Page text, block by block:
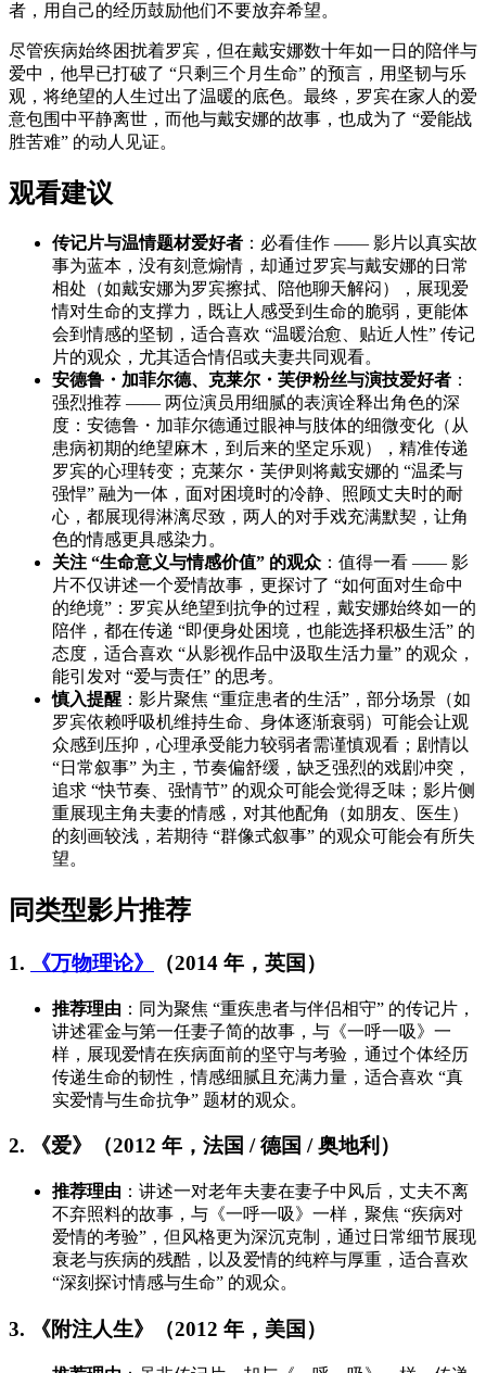
者，用自己的经历鼓励他们不要放弃希望。
尽管疾病始终困扰着罗宾，但在戴安娜数十年如一日的陪伴与
爱中，他早已打破了 “只剩三个月生命” 的预言，用坚韧与乐
观，将绝望的人生过出了温暖的底色。最终，罗宾在家人的爱
意包围中平静离世，而他与戴安娜的故事，也成为了 “爱能战
胜苦难” 的动人见证。
观看建议
传记片与温情题材爱好者 ：必看佳作 —— 影片以真实故
事为蓝本，没有刻意煽情，却通过罗宾与戴安娜的日常
相处（如戴安娜为罗宾擦拭、陪他聊天解闷），展现爱
情对生命的支撑力，既让人感受到生命的脆弱，更能体
会到情感的坚韧，适合喜欢 “温暖治愈、贴近人性” 传记
片的观众，尤其适合情侣或夫妻共同观看。
安德鲁・加菲尔德、克莱尔・芙伊粉丝与演技爱好者 ：
强烈推荐 —— 两位演员用细腻的表演诠释出角色的深
度：安德鲁・加菲尔德通过眼神与肢体的细微变化（从
患病初期的绝望麻木，到后来的坚定乐观），精准传递
罗宾的心理转变；克莱尔・芙伊则将戴安娜的 “温柔与
强悍” 融为一体，面对困境时的冷静、照顾丈夫时的耐
心，都展现得淋漓尽致，两人的对手戏充满默契，让角
色的情感更具感染力。
关注 “生命意义与情感价值” 的观众 ：值得一看 —— 影
片不仅讲述一个爱情故事，更探讨了 “如何面对生命中
的绝境”：罗宾从绝望到抗争的过程，戴安娜始终如一的
陪伴，都在传递 “即便身处困境，也能选择积极生活” 的
态度，适合喜欢 “从影视作品中汲取生活力量” 的观众，
能引发对 “爱与责任” 的思考。
慎入提醒 ：影片聚焦 “重症患者的生活”，部分场景（如
罗宾依赖呼吸机维持生命、身体逐渐衰弱）可能会让观
众感到压抑，心理承受能力较弱者需谨慎观看；剧情以
“日常叙事” 为主，节奏偏舒缓，缺乏强烈的戏剧冲突，
追求 “快节奏、强情节” 的观众可能会觉得乏味；影片侧
重展现主角夫妻的情感，对其他配角（如朋友、医生）
的刻画较浅，若期待 “群像式叙事” 的观众可能会有所失
望。
同类型影片推荐
1. 《万物理论》 （2014 年，英国）
推荐理由 ：同为聚焦 “重疾患者与伴侣相守” 的传记片，
讲述霍金与第一任妻子简的故事，与《一呼一吸》一
样，展现爱情在疾病面前的坚守与考验，通过个体经历
传递生命的韧性，情感细腻且充满力量，适合喜欢 “真
实爱情与生命抗争” 题材的观众。
2. 《爱》（2012 年，法国 / 德国 / 奥地利）
推荐理由 ：讲述一对老年夫妻在妻子中风后，丈夫不离
不弃照料的故事，与《一呼一吸》一样，聚焦 “疾病对
爱情的考验”，但风格更为深沉克制，通过日常细节展现
衰老与疾病的残酷，以及爱情的纯粹与厚重，适合喜欢
“深刻探讨情感与生命” 的观众。
3. 《附注人生》（2012 年，美国）